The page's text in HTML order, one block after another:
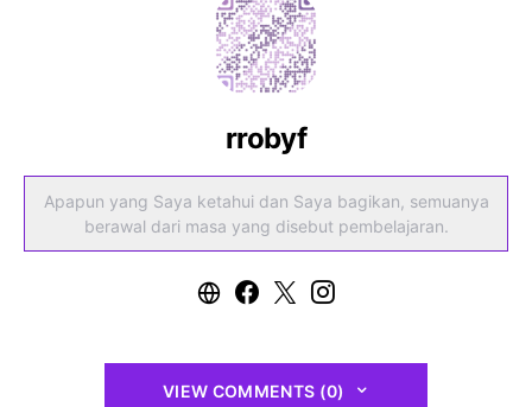
rrobyf
Apapun yang Saya ketahui dan Saya bagikan, semuanya
berawal dari masa yang disebut pembelajaran.
VIEW COMMENTS (0)